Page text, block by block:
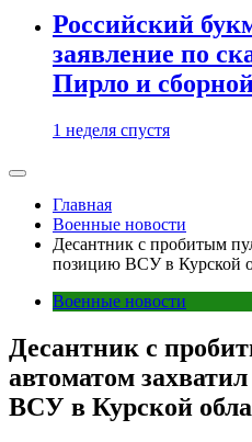
Российский
заявление по
Пирло и
1 неделя спустя
Главная
Военные новости
Десантник с пробитым
позицию ВСУ в Курской
Военные новости
Десантник с
автоматом
ВСУ в Курской